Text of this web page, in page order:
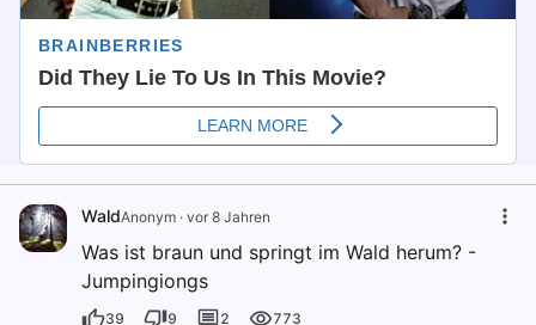
WaldAnonym · vor 8 Jahren
Was ist braun und springt im Wald herum? -
Jumpingiongs
39 9 2 773